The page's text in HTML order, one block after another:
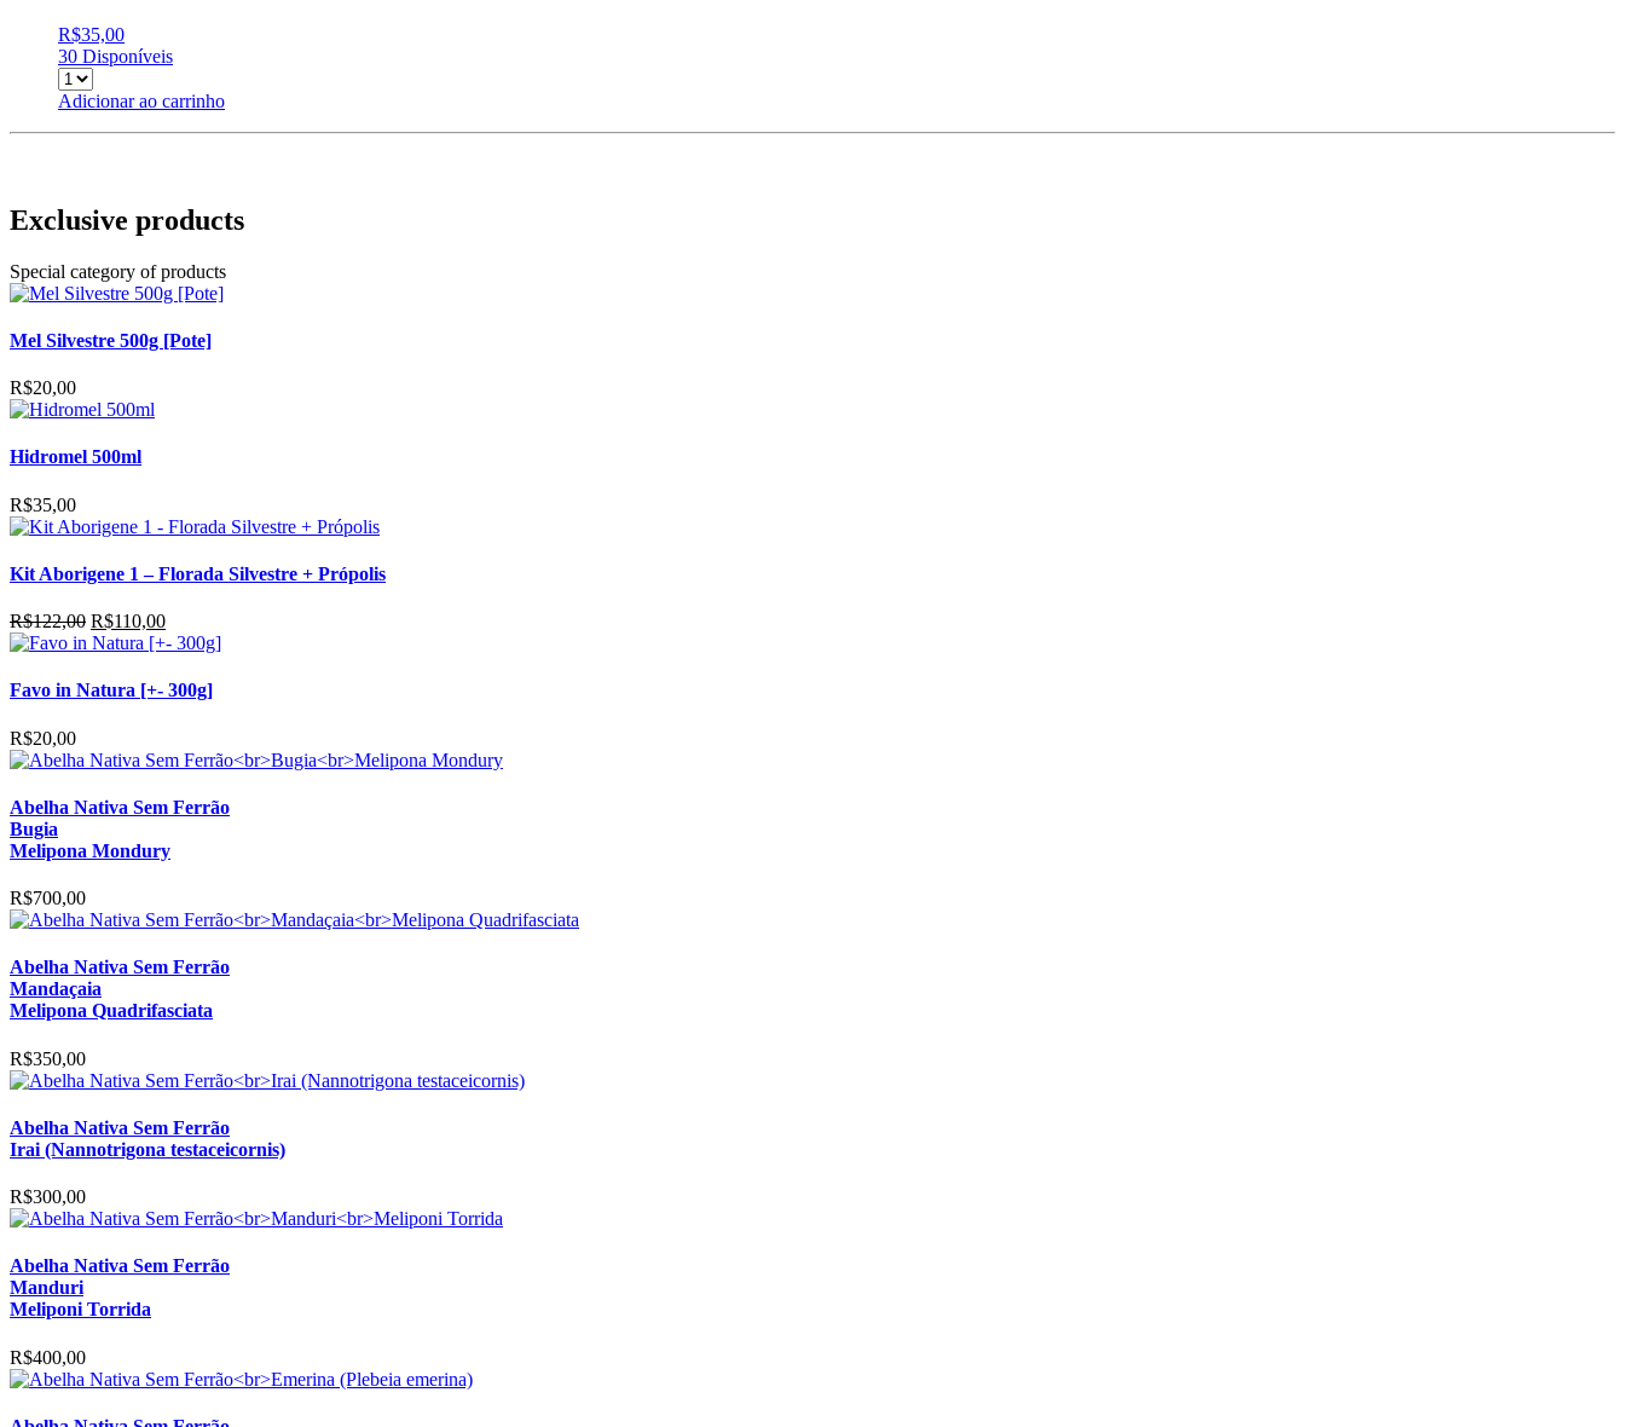
R$35,00
30 Disponíveis
Adicionar ao carrinho
Exclusive products
Special category of products
Mel Silvestre 500g [Pote]
R$20,00
Hidromel 500ml
R$35,00
Kit Aborigene 1 – Florada Silvestre + Própolis
R$122,00 O
preço
era:
R$110,00O
preço
é:
R$110,00.
Favo in Natura [+- 300g]
R$20,00
Abelha Nativa Sem Ferrão
Bugia
Melipona Mondury
R$700,00
Abelha Nativa Sem Ferrão
Mandaçaia
Melipona Quadrifasciata
R$350,00
Abelha Nativa Sem Ferrão
Irai (Nannotrigona testaceicornis)
R$300,00
Abelha Nativa Sem Ferrão
Manduri
Meliponi Torrida
R$400,00